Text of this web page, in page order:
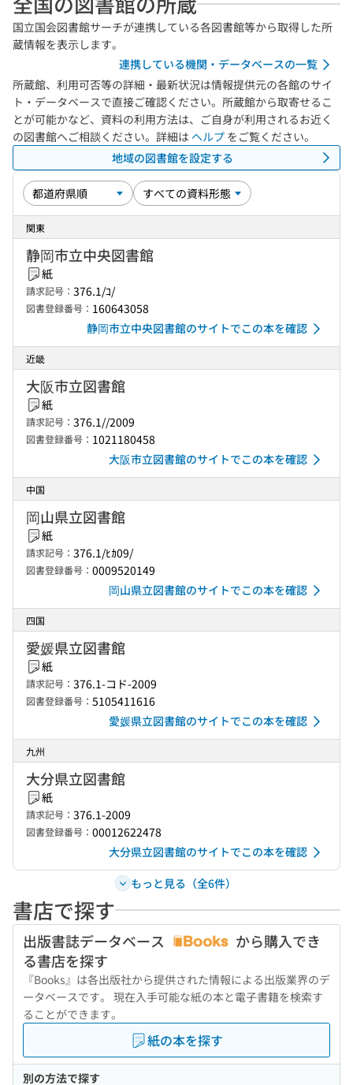
国立国会図書館サーチが連携している各図書館等から取得した所
蔵情報を表示します。
連携している機関・データベースの一覧
所蔵館、利用可否等の詳細・最新状況は情報提供元の各館のサイ
ト・データベースで直接ご確認ください。所蔵館から取寄せるこ
とが可能かなど、資料の利用方法は、ご自身が利用されるお近く
の図書館へご相談ください。詳細は ヘルプ をご覧ください。
地域の図書館を設定する
関東
静岡市立中央図書館
紙
請求記号： 376.1/ｺ/
図書登録番号： 160643058
静岡市立中央図書館のサイトでこの本を確認
近畿
大阪市立図書館
紙
請求記号： 376.1//2009
図書登録番号： 1021180458
大阪市立図書館のサイトでこの本を確認
中国
岡山県立図書館
紙
請求記号： 376.1/ﾋｶ09/
図書登録番号： 0009520149
岡山県立図書館のサイトでこの本を確認
四国
愛媛県立図書館
紙
請求記号： 376.1-コド-2009
図書登録番号： 5105411616
愛媛県立図書館のサイトでこの本を確認
九州
大分県立図書館
紙
請求記号： 376.1-2009
図書登録番号： 00012622478
大分県立図書館のサイトでこの本を確認
もっと見る（全6件）
書店で探す
出版書誌データベース
から購入でき
る書店を探す
『Books』は各出版社から提供された情報による出版業界のデ
ータベースです。 現在入手可能な紙の本と電子書籍を検索す
ることができます。
紙の本を探す
別の方法で探す